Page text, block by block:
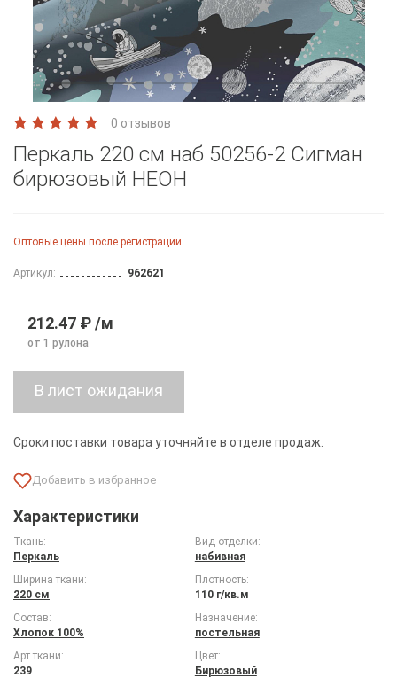
0 отзывов
Перкаль 220 см наб 50256-2 Сигман
бирюзовый НЕОН
Оптовые цены после регистрации
Артикул: 962621
212.47 ₽ /м
от 1 рулона
Сроки поставки товара уточняйте в отделе продаж.
Характеристики
Ткань:
Перкаль
Вид отделки:
набивная
Ширина ткани:
220 см
Плотность:
110 г/кв.м
Состав:
Хлопок 100%
Назначение:
постельная
Арт ткани:
239
Цвет:
Бирюзовый